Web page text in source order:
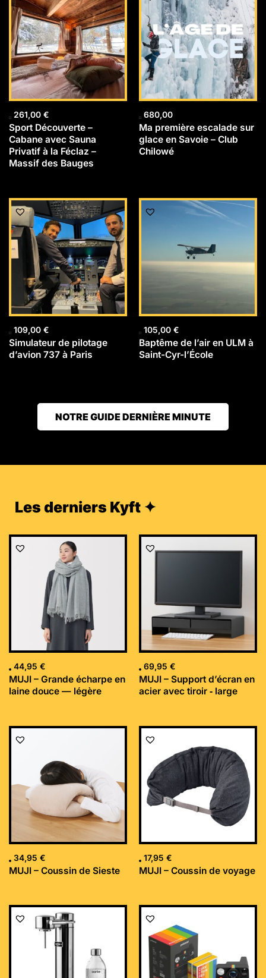
261,00 €
Sport Découverte –
Cabane avec Sauna
Privatif à la Féclaz –
Massif des Bauges
680,00
Ma première escalade sur
glace en Savoie – Club
Chilowé
109,00 €
Simulateur de pilotage
d’avion 737 à Paris
105,00 €
Baptême de l’air en ULM à
Saint-Cyr-l’École
NOTRE GUIDE DERNIÈRE MINUTE
Les derniers Kyft ✦
44,95 €
MUJI – Grande écharpe en
laine douce — légère
69,95 €
MUJI – Support d’écran en
acier avec tiroir ‐ large
34,95 €
MUJI – Coussin de Sieste
17,95 €
MUJI – Coussin de voyage
Le
initial
était :
169,99 €.
Le